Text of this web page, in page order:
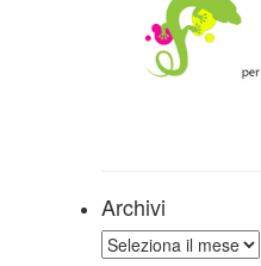
Archivi
Archivi